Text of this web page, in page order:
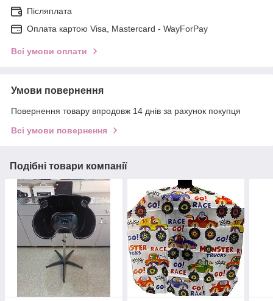
Післяплата
Оплата картою Visa, Mastercard - WayForPay
Всі умови оплати
Умови повернення
Повернення товару впродовж 14 днів за рахунок покупця
Всі умови повернення
Подібні товари компанії